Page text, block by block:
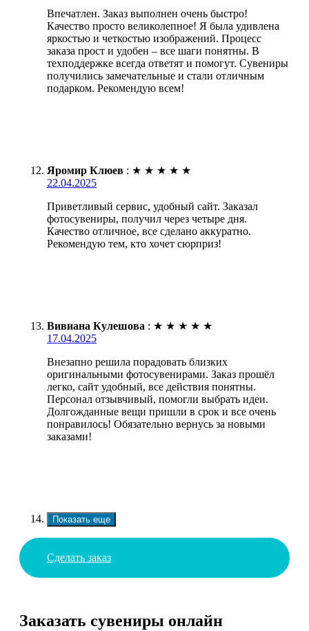
Впечатлен. Заказ выполнен очень быстро!
Качество просто великолепное! Я была удивлена
яркостью и четкостью изображений. Процесс
заказа прост и удобен – все шаги понятны. В
техподдержке всегда ответят и помогут. Сувениры
получились замечательные и стали отличным
подарком. Рекомендую всем!
Яромир Клюев : ★ ★ ★ ★ ★
22.04.2025
Приветливый сервис, удобный сайт. Заказал
фотосувениры, получил через четыре дня.
Качество отличное, все сделано аккуратно.
Рекомендую тем, кто хочет сюрприз!
Вивиана Кулешова : ★ ★ ★ ★ ★
17.04.2025
Внезапно решила порадовать близких
оригинальными фотосувенирами. Заказ прошёл
легко, сайт удобный, все действия понятны.
Персонал отзывчивый, помогли выбрать идеи.
Долгожданные вещи пришли в срок и все очень
понравилось! Обязательно вернусь за новыми
заказами!
Показать еще
Сделать заказ
Заказать сувениры онлайн